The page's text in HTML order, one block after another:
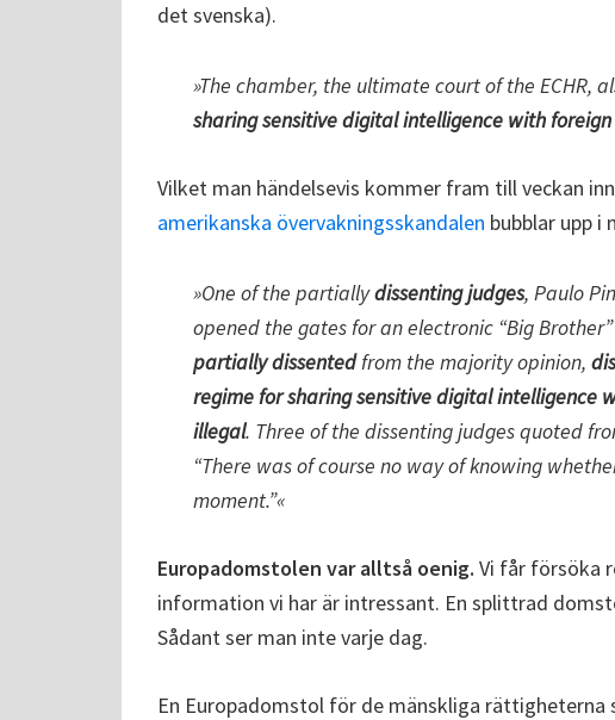
det svenska).
»The chamber, the ultimate court of the ECHR,
sharing sensitive digital intelligence with
Vilket man händelsevis kommer fram till veckan
amerikanska övervakningsskandalen bubblar upp i
»One of the partiallydissenting judges, Paulo
opened the gates for an electronic “Big
partially dissentedfrom the majority opinion,
regime for sharing sensitive digital intelligence
illegal. Three of the dissenting judges quoted
“There was of course no way of knowing
moment.”«
Europadomstolen var alltså oenig. Vi får försöka
information vi har är intressant. En splittrad
Sådant ser man inte varje dag.
En Europadomstol för de mänskliga